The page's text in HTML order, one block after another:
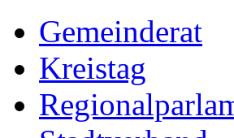
Gemeinderat
Kreistag